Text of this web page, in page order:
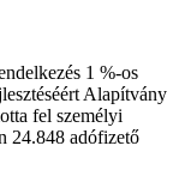
1 %-os
Alapítvány
fel személyi
24.848 adófizető